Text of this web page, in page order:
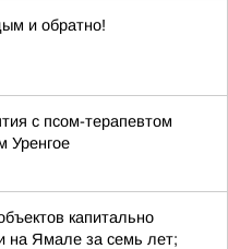
и обратно!
с псом-терапевтом
Уренгое
капитально
на Ямале за семь лет;